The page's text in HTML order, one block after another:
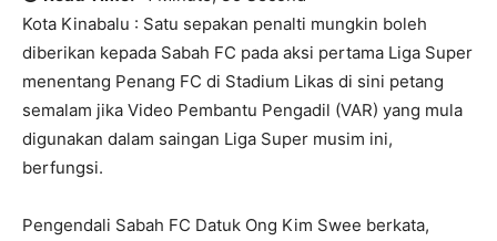
Kota Kinabalu : Satu sepakan penalti mungkin boleh
diberikan kepada Sabah FC pada aksi pertama Liga Super
menentang Penang FC di Stadium Likas di sini petang
semalam jika Video Pembantu Pengadil (VAR) yang mula
digunakan dalam saingan Liga Super musim ini,
berfungsi.
Pengendali Sabah FC Datuk Ong Kim Swee berkata,